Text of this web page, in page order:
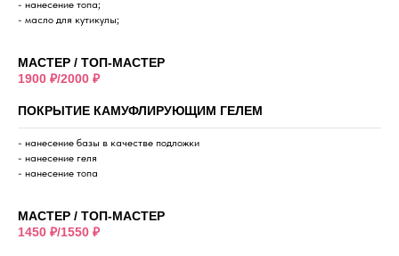
- нанесение топа;
- масло для кутикулы;
МАСТЕР / ТОП-МАСТЕР
1900 ₽/2000 ₽
ПОКРЫТИЕ КАМУФЛИРУЮЩИМ ГЕЛЕМ
- нанесение базы в качестве подложки
- нанесение геля
- нанесение топа
МАСТЕР / ТОП-МАСТЕР
1450 ₽/1550 ₽